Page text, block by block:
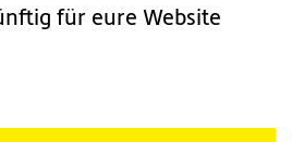
für eure Website